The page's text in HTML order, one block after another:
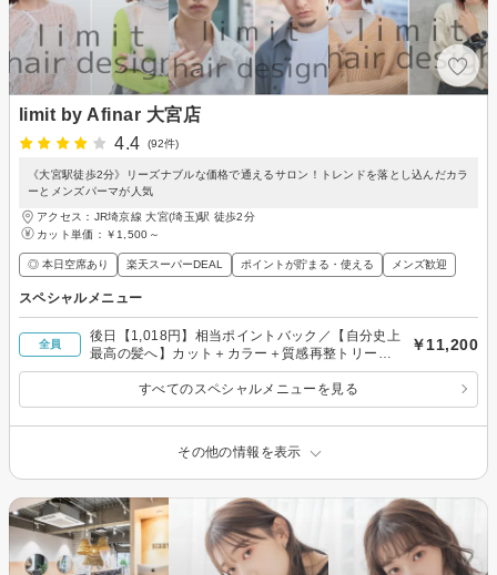
limit by Afinar 大宮店
4.4
(92件)
《大宮駅徒歩2分》リーズナブルな価格で通えるサロン！トレンドを落とし込んだカラ
ーとメンズパーマが人気
アクセス：JR埼京線 大宮(埼玉)駅 徒歩2分
カット単価： ￥1,500～
◎ 本日空席あり 楽天スーパーDEAL ポイントが貯まる・使える メンズ歓迎
スペシャルメニュー
全員
後日【1,018円】相当ポイントバック／【自分史上
最高の髪へ】カット＋カラー＋質感再整トリート
メント￥11,200 大宮/大宮駅/大宮駅西口
￥11,200
すべてのスペシャルメニューを見る
その他の情報を表示